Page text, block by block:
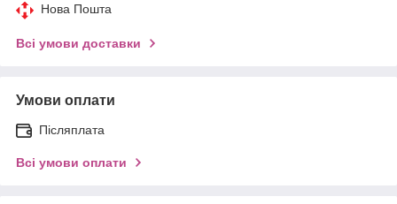
Нова Пошта
Всі умови доставки
Умови оплати
Післяплата
Всі умови оплати